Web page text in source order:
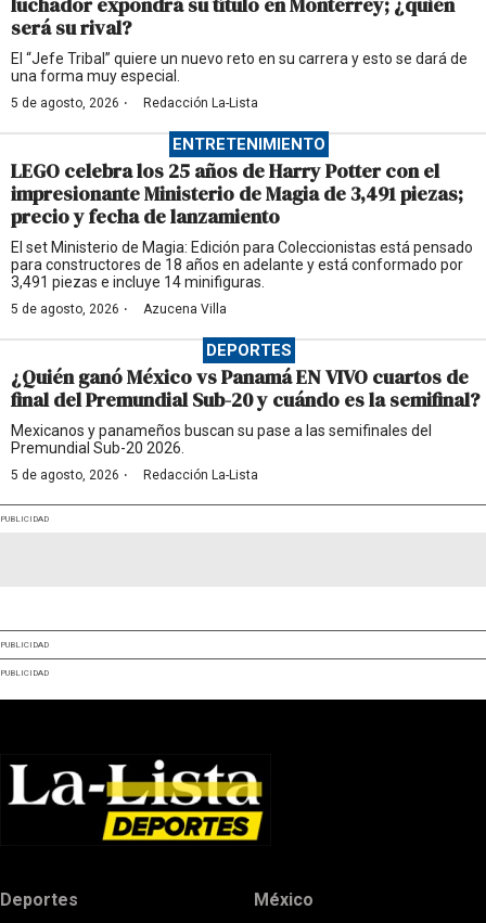
será su rival?
El “Jefe Tribal” quiere un nuevo reto en su carrera y esto se dará de
una forma muy especial.
5 de agosto, 2026 · Redacción La-Lista
ENTRETENIMIENTO
LEGO celebra los 25 años de Harry Potter con el
impresionante Ministerio de Magia de 3,491 piezas;
precio y fecha de lanzamiento
El set Ministerio de Magia: Edición para Coleccionistas está pensado
para constructores de 18 años en adelante y está conformado por
3,491 piezas e incluye 14 minifiguras.
5 de agosto, 2026 · Azucena Villa
DEPORTES
¿Quién ganó México vs Panamá EN VIVO cuartos de
final del Premundial Sub-20 y cuándo es la semifinal?
Mexicanos y panameños buscan su pase a las semifinales del
Premundial Sub-20 2026.
5 de agosto, 2026 · Redacción La-Lista
PUBLICIDAD
PUBLICIDAD
PUBLICIDAD
Deportes México